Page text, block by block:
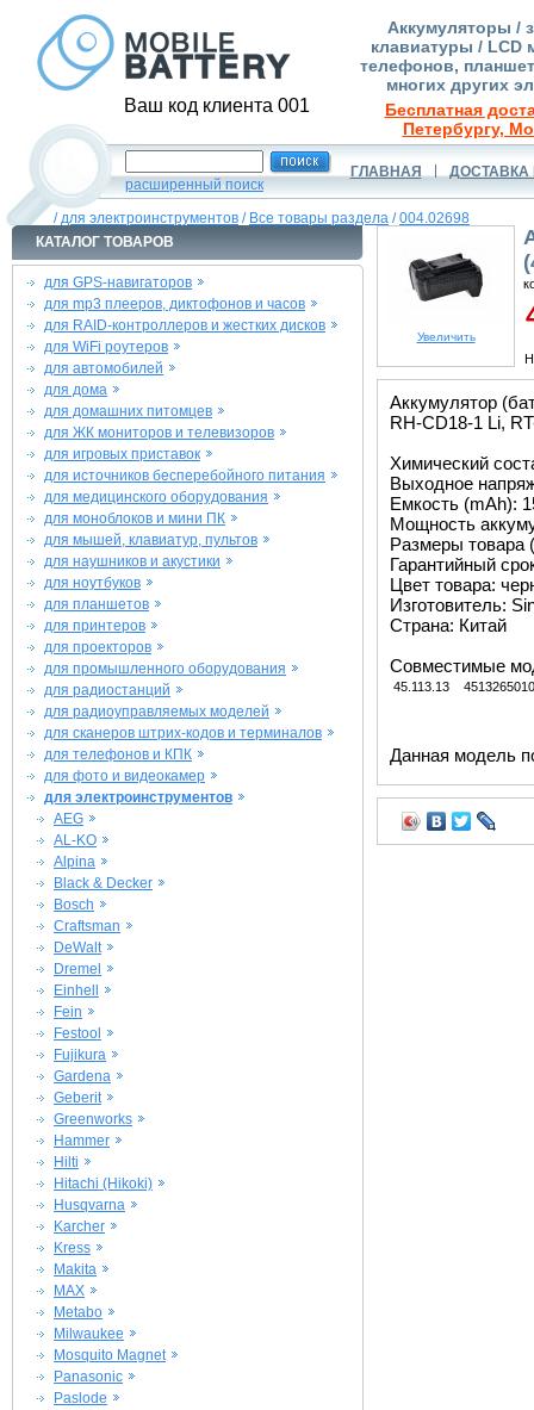
Ваш код клиента 001
Аккумуляторы /
клавиатуры / LCD
телефонов,
многих других
Бесплатная
Петербургу,
расширенный поиск
ГЛАВНАЯ ДОСТАВКА
/для электроинструментов / Все товары раздела /004.02698
КАТАЛОГ ТОВАРОВ
для GPS-навигаторов
для mp3 плееров, диктофонов и часов
для RAID-контроллеров и жестких дисков
для WiFi роутеров
для автомобилей
для дома
для домашних питомцев
для ЖК мониторов и телевизоров
для игровых приставок
для источников бесперебойного питания
для медицинского оборудования
для моноблоков и мини ПК
для мышей, клавиатур, пультов
для наушников и акустики
для ноутбуков
для планшетов
для принтеров
для проекторов
для промышленного оборудования
для радиостанций
для радиоуправляемых моделей
для сканеров штрих-кодов и терминалов
для телефонов и КПК
для фото и видеокамер
для электроинструментов
AEG
AL-KO
Alpina
Black & Decker
Bosch
Craftsman
DeWalt
Dremel
Einhell
Fein
Festool
Fujikura
Gardena
Geberit
Greenworks
Hammer
Hilti
Hitachi (Hikoki)
Husqvarna
Karcher
Kress
Makita
MAX
Metabo
Milwaukee
Mosquito Magnet
Panasonic
Paslode
Увеличить
Аккумулятор
RH-CD18-1 Li,
Химический
Выходное
Емкость (mAh):
Мощность
Размеры товара
Гарантийный
Цвет товара:
Изготовитель:
Страна: Китай
Совместимые
45.113.13
Данная модель